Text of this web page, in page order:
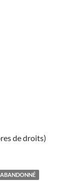
de droits)
ABANDONNÉ